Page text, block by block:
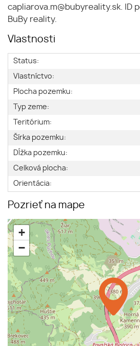
capliarova.m@bubyreality.sk. ID
BuBy reality.
Vlastnosti
Status:
Vlastníctvo:
Plocha pozemku:
Typ zeme:
Teritórium:
Šírka pozemku:
Dĺžka pozemku:
Celková plocha:
Orientácia:
Pozrieť na mape
+
−